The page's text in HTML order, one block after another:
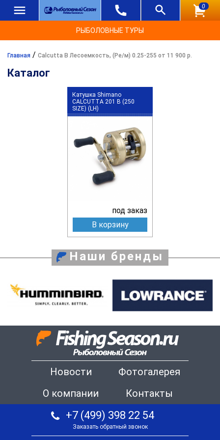
0
РЫБОЛОВНЫЕ ТУРЫ
Главная / Calcutta B Лесоемкость, (Ре/м) 0.25-255 от 11 900 р.
Каталог
Катушка Shimano
CALCUTTA 201 B (250
SIZE) (LH)
под заказ
В корзину
Наши бренды
Новости
Фотогалерея
О компании
Контакты
+7 (499) 398 22 54
Заказать обратный звонок